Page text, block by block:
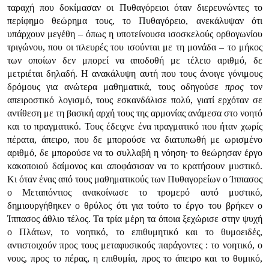
ταραχή που δοκίμασαν οι Πυθαγόρειοι όταν διερευνώντες το
περίφημο θεώρημα τους, το Πυθαγόρειο, ανεκάλυψαν ότι
υπάρχουν μεγέθη – όπως η υποτείνουσα ισοσκελούς ορθογωνίου
τριγώνου, που οι πλευρές του ισούνται με τη μονάδα – το μήκος
των οποίων δεν μπορεί να αποδοθή με τέλειο αριθμό, δε
μετριέται δηλαδή. Η ανακάλυψη αυτή που τους άνοιγε γόνιμους
δρόμους για ανώτερα μαθηματικά, τους οδηγούσε προςτον
απειροστικό λογισμό, τους εσκανδάλισε πολύ, γιατί ερχόταν σε
αντίθεση με τη βασική αρχή τους της αρμονίας ανάμεσα στο νοητό
και το πραγματικό. Τους έδειχνε ένα πραγματικό που ήταν χωρίς
πέρατα, άπειρο, που δε μπορούσε να διατυπωθή με ωρισμένο
αριθμό, δε μπορούσε να το συλλαβή η νόηση· το θεώρησαν έργο
κακοποιού δαίμονος και αποφάσισαν να το κρατήσουν μυστικό.
Κι όταν ένας από τους μαθηματικούς των Πυθαγορείων ο Ίππασος
ο Μεταπόντιος ανακοίνωσε το τρομερό αυτό μυστικό,
δημιουργήθηκεν ο θρύλος ότι για τούτο το έργο του βρήκεν ο
Ίππασος άθλιο τέλος. Τα τρία μέρη τα όποια ξεχώρισε στην ψυχή
ο Πλάτων, το νοητικό, το επιθυμητικό και το θυμοειδές,
αντιστοιχούν προς τους μεταφυσικούς παράγοντες : το νοητικό, ο
νους, προς το πέρας, η επιθυμία, προς το άπειρο και το θυμικό,